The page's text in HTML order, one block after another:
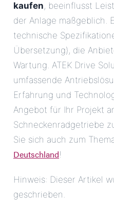
kaufen, beeinflusst
der Anlage maßgeblich.
technische
Übersetzung), die
Wartung. ATEK Drive
umfassende
Erfahrung und
Angebot für Ihr Projekt
Schneckenradgetriebe
Sie sich auch zum
Deutschland!
Hinweis: Dieser Artikel
geschrieben.